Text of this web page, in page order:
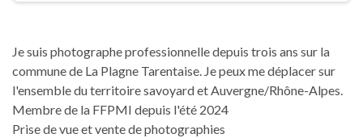
Je suis photographe professionnelle depuis trois ans sur la
commune de La Plagne Tarentaise. Je peux me déplacer sur
l'ensemble du territoire savoyard et Auvergne/Rhône-Alpes.
Membre de la FFPMI depuis l'été 2024
Prise de vue et vente de photographies